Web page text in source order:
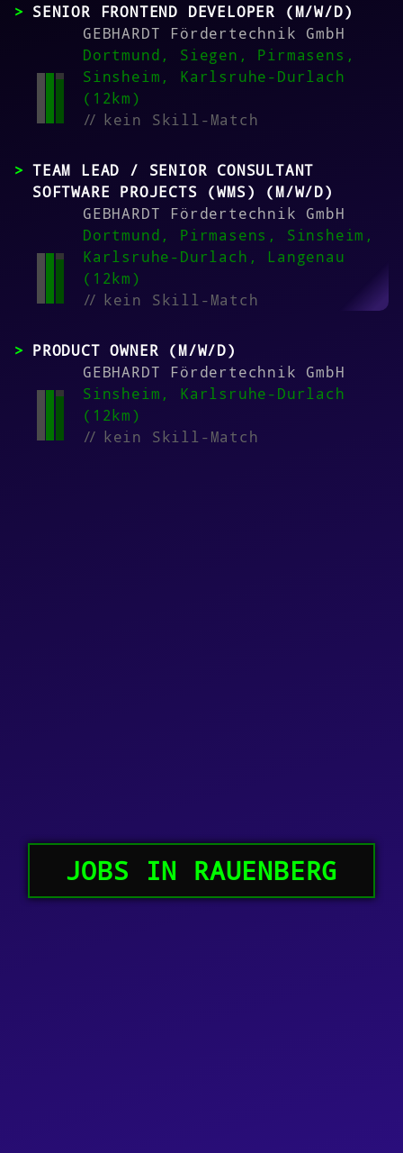
SENIOR FRONTEND DEVELOPER (M/W/D)
GEBHARDT Fördertechnik GmbH
Dortmund, Siegen, Pirmasens,
Sinsheim, Karlsruhe-Durlach
(12km)
//kein Skill-Match
TEAM LEAD / SENIOR CONSULTANT
SOFTWARE PROJECTS (WMS) (M/W/D)
GEBHARDT Fördertechnik GmbH
Dortmund, Pirmasens, Sinsheim,
Karlsruhe-Durlach, Langenau
(12km)
//kein Skill-Match
PRODUCT OWNER (M/W/D)
GEBHARDT Fördertechnik GmbH
Sinsheim, Karlsruhe-Durlach
(12km)
//kein Skill-Match
JOBS IN RAUENBERG